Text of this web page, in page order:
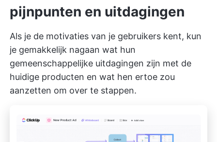
pijnpunten en uitdagingen
Als je de motivaties van je gebruikers kent, kun
je gemakkelijk nagaan wat hun
gemeenschappelijke uitdagingen zijn met de
huidige producten en wat hen ertoe zou
aanzetten om over te stappen.